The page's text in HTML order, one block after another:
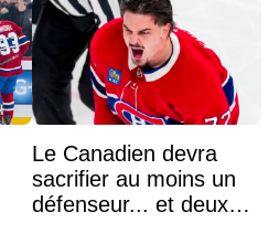
Le Canadien devra
sacrifier au moins un
défenseur... et deux